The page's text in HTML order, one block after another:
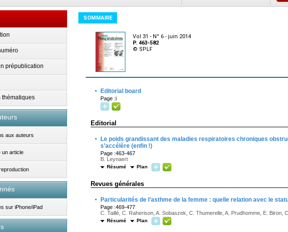
prépublication
thématiques
aux auteurs
un article
sur iPhone/iPad
SOMMAIRE
Vol 31 - N° 6 - juin 2014
P. 463-582
© SPLF
· Editorial board
Page :i
Editorial
·
Le poids grandissant des maladies respiratoires chroniques
s’accélère (enfin !)
Page :463-467
B. Leynaert
Résumé Plan
Revues générales
· Particularités de l’asthme de la femme : quelle relation avec le
Page :469-477
C. Taillé, C. Raherison, A. Sobaszek, C. Thumerelle, A. Prudhomme, E. Biron,
Résumé Plan